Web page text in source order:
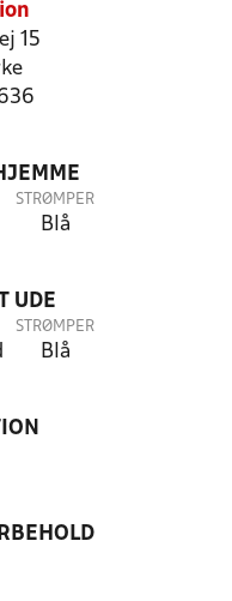
15
STRØMPER
Blå
UDE
STRØMPER
Blå